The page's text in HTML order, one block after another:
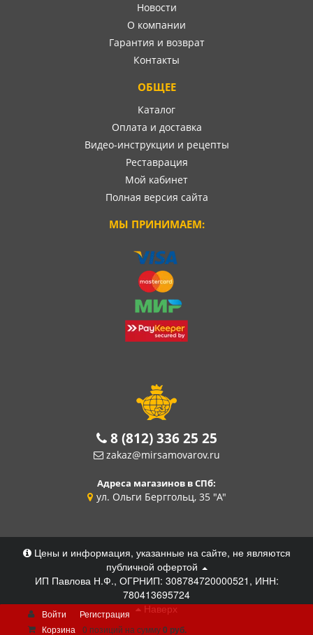
Новости
О компании
Гарантия и возврат
Контакты
ОБЩЕЕ
Каталог
Оплата и доставка
Видео-инструкции и рецепты
Реставрация
Мой кабинет
Полная версия сайта
МЫ ПРИНИМАЕМ:
8 (812) 336 25 25
zakaz@mirsamovarov.ru
Адреса магазинов в СПб:
ул. Ольги Берггольц, 35 "А"
Цены и информация, указанные на сайте, не являются
публичной офертой
ИП Павлова Н.Ф., ОГРНИП: 308784720000521, ИНН:
780413695724
Наверх
Войти
Регистрация
Корзина
0 позиций на сумму0 руб.